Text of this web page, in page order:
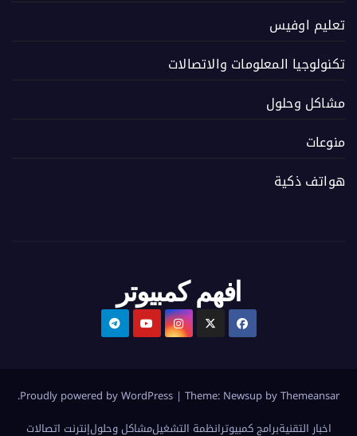
تعليم اوفيس
تكنولوجيا المعلومات والاتصالات
مشاكل وحلول
منوعات
هواتف ذكية
افهم كمبيوتر
Proudly powered by WordPress | Theme: Newsup byThemeansar
.
اخبار التقنيةبرامج كمبيوترانظمة التشغيلمشاكل وحلولإنترنت اتصالات